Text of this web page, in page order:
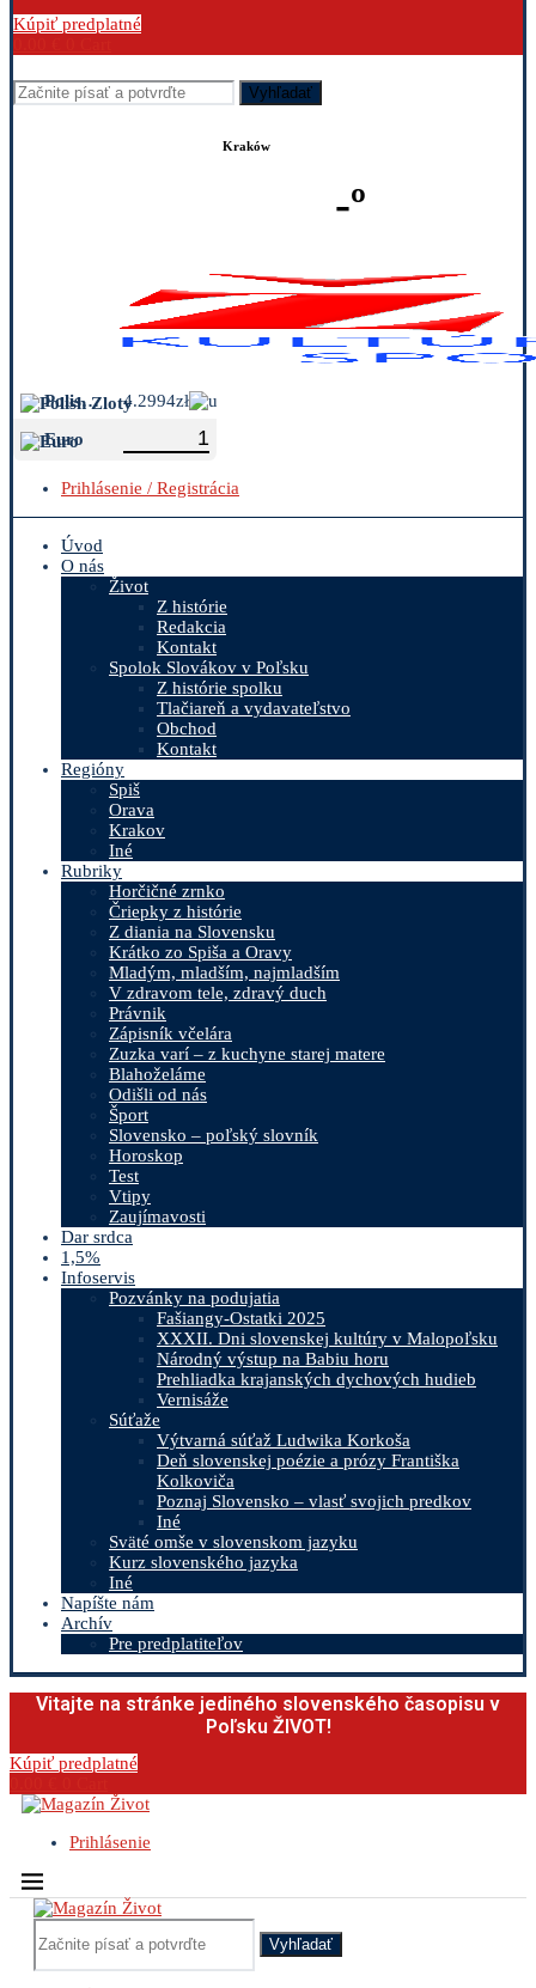
Kúpiť predplatné
Vyhľadať
Kraków
-º
Polish Zloty
4.2994zł
Euro
Prihlásenie / Registrácia
Úvod
O nás
Život
Z histórie
Redakcia
Kontakt
Spolok Slovákov v Poľsku
Z histórie spolku
Tlačiareň a vydavateľstvo
Obchod
Kontakt
Regióny
Spiš
Orava
Krakov
Iné
Rubriky
Horčičné zrnko
Čriepky z histórie
Z diania na Slovensku
Krátko zo Spiša a Oravy
Mladým, mladším, najmladším
V zdravom tele, zdravý duch
Právnik
Zápisník včelára
Zuzka varí – z kuchyne starej matere
Blahoželáme
Odišli od nás
Šport
Slovensko – poľský slovník
Horoskop
Test
Vtipy
Zaujímavosti
Dar srdca
1,5%
Infoservis
Pozvánky na podujatia
Fašiangy-Ostatki 2025
XXXII. Dni slovenskej kultúry v Malopoľsku
Národný výstup na Babiu horu
Prehliadka krajanských dychových hudieb
Vernisáže
Súťaže
Výtvarná súťaž Ludwika Korkoša
Deň slovenskej poézie a prózy Františka
Kolkoviča
Poznaj Slovensko – vlasť svojich predkov
Iné
Sväté omše v slovenskom jazyku
Kurz slovenského jazyka
Iné
Napíšte nám
Archív
Pre predplatiteľov
Vitajte na stránke jediného slovenského časopisu v
Poľsku ŽIVOT!
Kúpiť predplatné
Prihlásenie
Vyhľadať